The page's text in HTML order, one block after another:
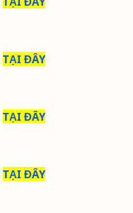
TẠI ĐÂY
TẠI ĐÂY
TẠI ĐÂY